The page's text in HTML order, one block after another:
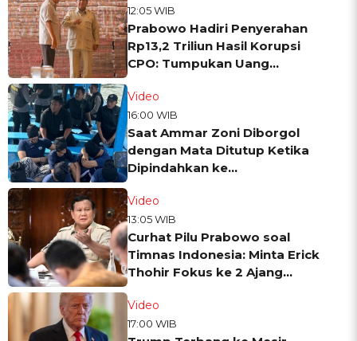
12:05 WIB
Prabowo Hadiri Penyerahan
Rp13,2 Triliun Hasil Korupsi
CPO: Tumpukan Uang
Video
16:00 WIB
Saat Ammar Zoni Diborgol
dengan Mata Ditutup Ketika
Dipindahkan ke
Video
13:05 WIB
Curhat Pilu Prabowo soal
Timnas Indonesia: Minta Erick
Thohir Fokus ke 2 Ajang
Video
17:00 WIB